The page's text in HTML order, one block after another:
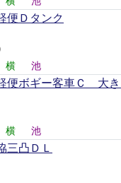
便Ｄタンク
横 池
便ボギー客車Ｃ 大き
横 池
凸ＤＬ